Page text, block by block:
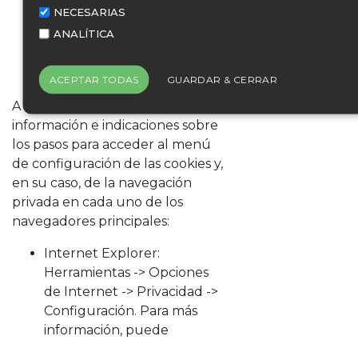
hl=»es»
Safari:
of-cookies/
A continuación, se ofrece
información e indicaciones sobre
los pasos para acceder al menú
de configuración de las cookies y,
en su caso, de la navegación
privada en cada uno de los
navegadores principales:
Internet Explorer:
Herramientas -> Opciones
de Internet -> Privacidad ->
Configuración. Para más
información, puede
NECESARIAS
ANALÍTICA
ACEPTAR TODAS GUARDAR & CERRAR